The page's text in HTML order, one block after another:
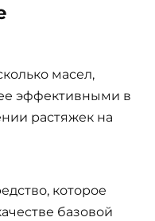
масел,
эффективными в
растяжек на
которое
базовой